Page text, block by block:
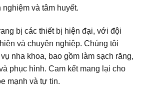
và tâm huyết.
bị các thiết bị hiện đại, với đội
và chuyên nghiệp. Chúng tôi
nha khoa, bao gồm làm sạch răng,
phục hình. Cam kết mang lại cho
mạnh và tự tin.